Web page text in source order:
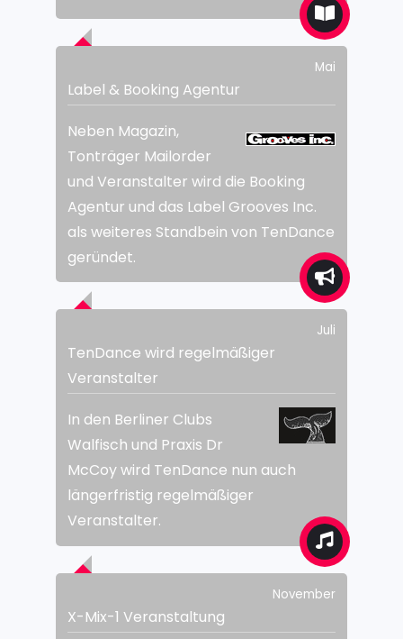
Mai
Label & Booking Agentur
Neben Magazin,
Tonträger Mailorder
und Veranstalter wird die Booking
Agentur und das Label Grooves Inc.
als weiteres Standbein von TenDance
geründet.
Juli
TenDance wird regelmäßiger
Veranstalter
In den Berliner Clubs
Walfisch und Praxis Dr
McCoy wird TenDance nun auch
längerfristig regelmäßiger
Veranstalter.
November
X-Mix-1 Veranstaltung